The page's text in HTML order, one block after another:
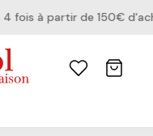
fois à partir de 150€